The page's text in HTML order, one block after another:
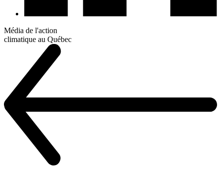
Média de l'action
climatique au Québec